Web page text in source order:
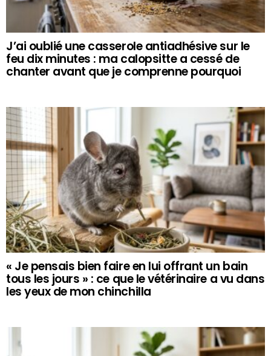
J’ai oublié une casserole antiadhésive sur le
feu dix minutes : ma calopsitte a cessé de
chanter avant que je comprenne pourquoi
« Je pensais bien faire en lui offrant un bain
tous les jours » : ce que le vétérinaire a vu dans
les yeux de mon chinchilla